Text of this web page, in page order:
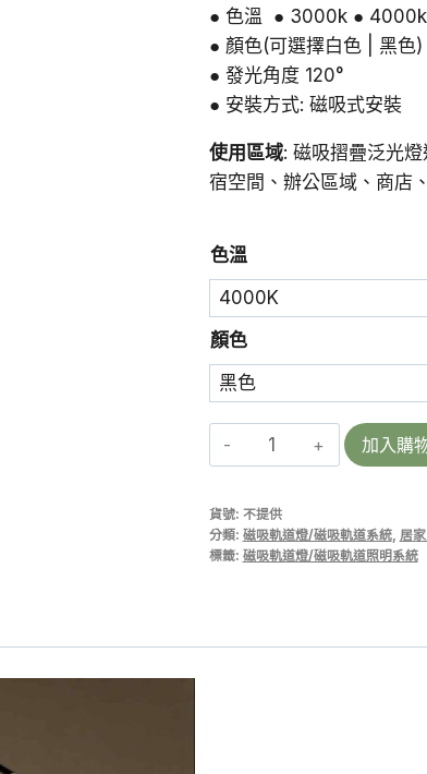
● 色溫 ● 3000k ●
● 顏色(可選擇白色 | 黑色)
● 發光角度 120°
● 安裝方式: 磁吸式安裝
使用區域: 磁吸摺疊泛光
宿空間、辦公區域、商店
色溫
顏色
SFMT-
LINE-
18
|
磁
加入購
貨號: 不提供
分類: 磁吸軌道燈/磁吸軌道系統, 居
標籤: 磁吸軌道燈/磁吸軌道照明系統